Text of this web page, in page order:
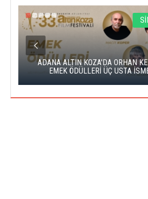
ADANA ALTIN KOZA'DA ORHAN
EMEK ÖDÜLLERİ ÜÇ USTA